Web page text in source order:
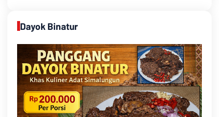
Dayok Binatur